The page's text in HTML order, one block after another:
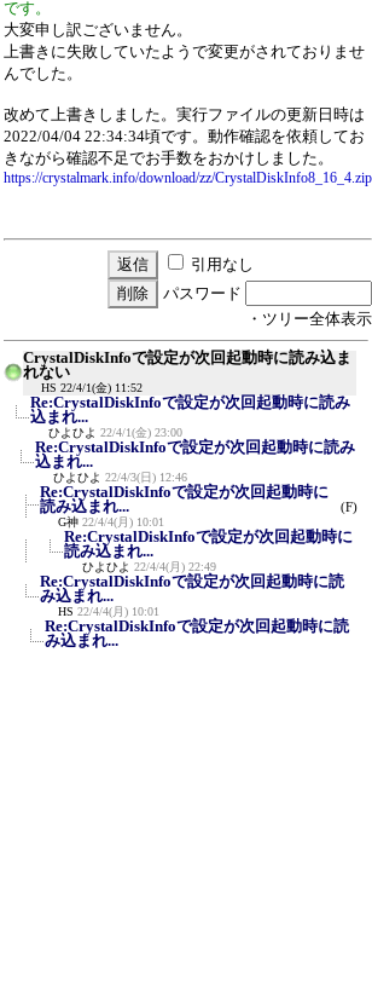
です。
大変申し訳ございません。
上書きに失敗していたようで変更がされておりませ
んでした。
改めて上書きしました。実行ファイルの更新日時は
2022/04/04 22:34:34頃です。動作確認を依頼してお
きながら確認不足でお手数をおかけしました。
https://crystalmark.info/download/zz/CrystalDiskInfo8_16_4.zip
引用なし
パスワード
・ツリー全体表示
CrystalDiskInfoで設定が次回起動時に読み込ま
れない
HS 22/4/1(金) 11:52
Re:CrystalDiskInfoで設定が次回起動時に読み
込まれ...
ひよひよ 22/4/1(金) 23:00
Re:CrystalDiskInfoで設定が次回起動時に読み
込まれ...
ひよひよ 22/4/3(日) 12:46
Re:CrystalDiskInfoで設定が次回起動時に
読み込まれ...
G神 22/4/4(月) 10:01
(F)
Re:CrystalDiskInfoで設定が次回起動時に
読み込まれ...
ひよひよ 22/4/4(月) 22:49
Re:CrystalDiskInfoで設定が次回起動時に読
み込まれ...
HS 22/4/4(月) 10:01
Re:CrystalDiskInfoで設定が次回起動時に読
み込まれ...